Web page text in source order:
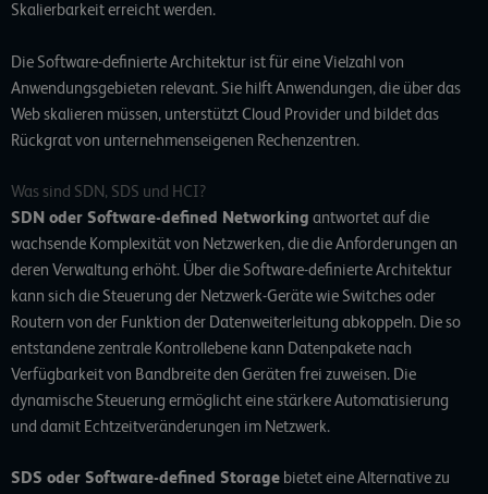
Skalierbarkeit erreicht werden.
Die Software-definierte Architektur ist für eine Vielzahl von
Anwendungsgebieten relevant. Sie hilft Anwendungen, die über das
Web skalieren müssen, unterstützt Cloud Provider und bildet das
Rückgrat von unternehmenseigenen Rechenzentren.
Was sind SDN, SDS und HCI?
SDN oder Software-defined Networking antwortet auf die
wachsende Komplexität von Netzwerken, die die Anforderungen an
deren Verwaltung erhöht. Über die Software-definierte Architektur
kann sich die Steuerung der Netzwerk-Geräte wie Switches oder
Routern von der Funktion der Datenweiterleitung abkoppeln. Die so
entstandene zentrale Kontrollebene kann Datenpakete nach
Verfügbarkeit von Bandbreite den Geräten frei zuweisen. Die
dynamische Steuerung ermöglicht eine stärkere Automatisierung
und damit Echtzeitveränderungen im Netzwerk.
SDS oder Software-defined Storage bietet eine Alternative zu